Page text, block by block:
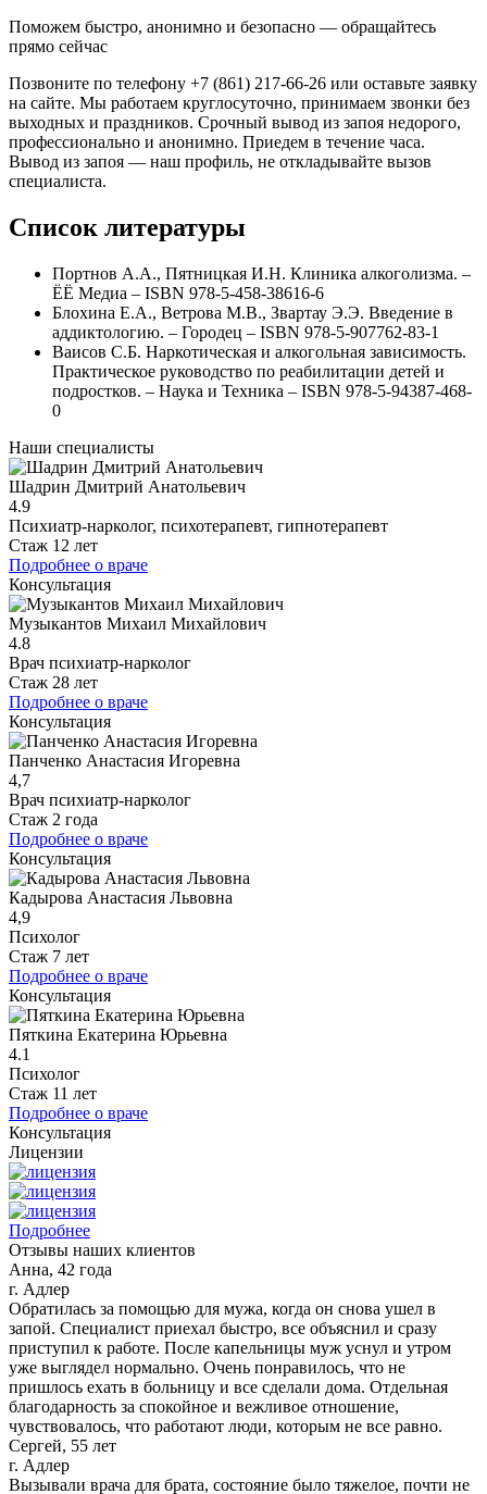
Поможем быстро, анонимно и безопасно — обращайтесь
прямо сейчас
Позвоните по телефону +7 (861) 217-66-26 или оставьте заявку
на сайте. Мы работаем круглосуточно, принимаем звонки без
выходных и праздников. Срочный вывод из запоя недорого,
профессионально и анонимно. Приедем в течение часа.
Вывод из запоя — наш профиль, не откладывайте вызов
специалиста.
Список литературы
Портнов А.А., Пятницкая И.Н. Клиника алкоголизма. –
ЁЁ Медиа – ISBN 978-5-458-38616-6
Блохина Е.А., Ветрова М.В., Звартау Э.Э. Введение в
аддиктологию. – Городец – ISBN 978-5-907762-83-1
Ваисов С.Б. Наркотическая и алкогольная зависимость.
Практическое руководство по реабилитации детей и
подростков. – Наука и Техника – ISBN 978-5-94387-468-
0
Наши специалисты
Шадрин Дмитрий Анатольевич
4.9
Психиатр-нарколог, психотерапевт, гипнотерапевт
Стаж 12 лет
Подробнее о враче
Консультация
Музыкантов Михаил Михайлович
4.8
Врач психиатр-нарколог
Стаж 28 лет
Подробнее о враче
Консультация
Панченко Анастасия Игоревна
4,7
Врач психиатр-нарколог
Стаж 2 года
Подробнее о враче
Консультация
Кадырова Анастасия Львовна
4,9
Психолог
Стаж 7 лет
Подробнее о враче
Консультация
Пяткина Екатерина Юрьевна
4.1
Психолог
Стаж 11 лет
Подробнее о враче
Консультация
Лицензии
Подробнее
Отзывы наших клиентов
Анна, 42 года
г. Адлер
Обратилась за помощью для мужа, когда он снова ушел в
запой. Специалист приехал быстро, все объяснил и сразу
приступил к работе. После капельницы муж уснул и утром
уже выглядел нормально. Очень понравилось, что не
пришлось ехать в больницу и все сделали дома. Отдельная
благодарность за спокойное и вежливое отношение,
чувствовалось, что работают люди, которым не все равно.
Сергей, 55 лет
г. Адлер
Вызывали врача для брата, состояние было тяжелое, почти не